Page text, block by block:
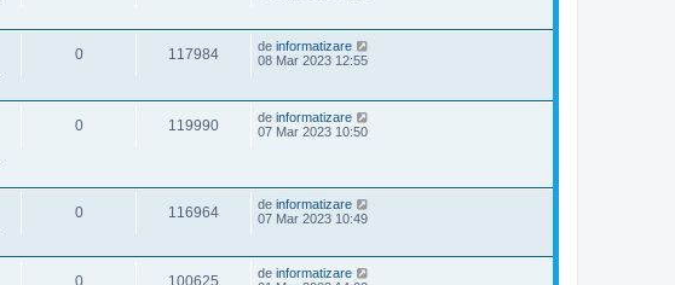
0 117984 de informatizare
08 Mar 2023 12:55
0 119990 de informatizare
07 Mar 2023 10:50
0 116964 de informatizare
07 Mar 2023 10:49
0 100625 de informatizare